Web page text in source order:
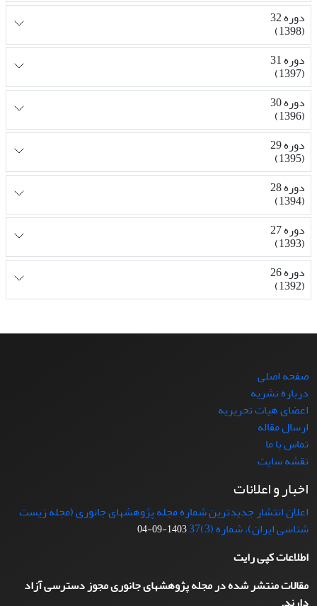
دوره 32
(1398)
دوره 31
(1397)
دوره 30
(1396)
دوره 29
(1395)
دوره 28
(1394)
دوره 27
(1393)
دوره 26
(1392)
صفحه اصلی
درباره نشریه
اعضای هیات تحریریه
ارسال مقاله
تماس با ما
نقشه سایت
اخبار و اعلانات
اعلان انتشار جدیدترین شماره مجله پژوهشهای جانوری (مجله زیست
شناسی ایران)، شماره (3)37
1403-09-04
اطلاعات کپی رایت
مقالات منتشر شده در مجله پژوهشهای جانوری مجوز دسترسی آزاد